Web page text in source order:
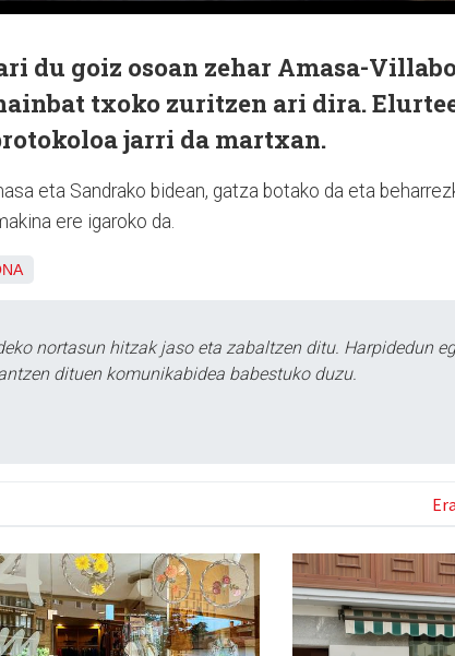
du goiz osoan zehar Amasa-
txoko zuritzen ari dira.
jarri da martxan.
eta Sandrako bidean, gatza botako da eta
ere igaroko da.
nortasun hitzak jaso eta zabaltzen ditu. Harpidedun
dituen komunikabidea babestuko duzu.